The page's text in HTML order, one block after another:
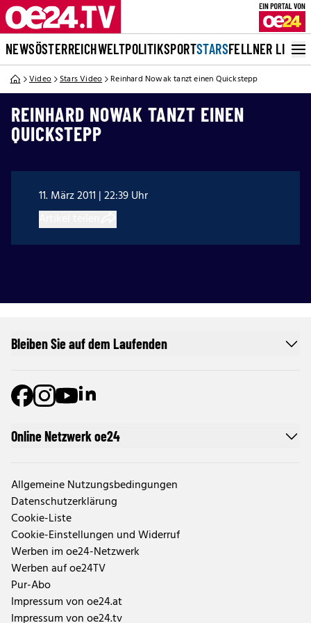
NEWSÖSTERREICHWELTPOLITIKSPORTSTARSFELLNER LIVE
Video Stars Video Reinhard Nowak tanzt einen Quickstepp
REINHARD NOWAK TANZT EINEN
QUICKSTEPP
11. März 2011 | 22:39 Uhr
Online Netzwerk oe24
Allgemeine Nutzungsbedingungen
Datenschutzerklärung
Cookie-Liste
Cookie-Einstellungen und Widerruf
Werben im oe24-Netzwerk
Werben auf oe24TV
Pur-Abo
Impressum von oe24.at
Impressum von oe24.tv
Bleiben Sie auf dem Laufenden